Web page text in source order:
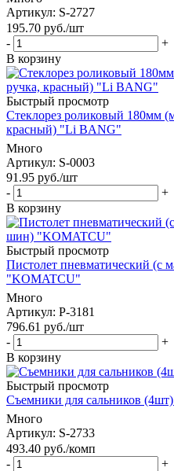
Артикул: S-2727
195.70 руб./шт
-
+
В корзину
Быстрый просмотр
Стеклорез роликовый 180мм
красный) "Li BANG"
Много
Артикул: S-0003
91.95 руб./шт
-
+
В корзину
Быстрый просмотр
Пистолет пневматический (с
"KOMATCU"
Много
Артикул: P-3181
796.61 руб./шт
-
+
В корзину
Быстрый просмотр
Съемники для сальников
Много
Артикул: S-2733
493.40 руб./комп
-
+